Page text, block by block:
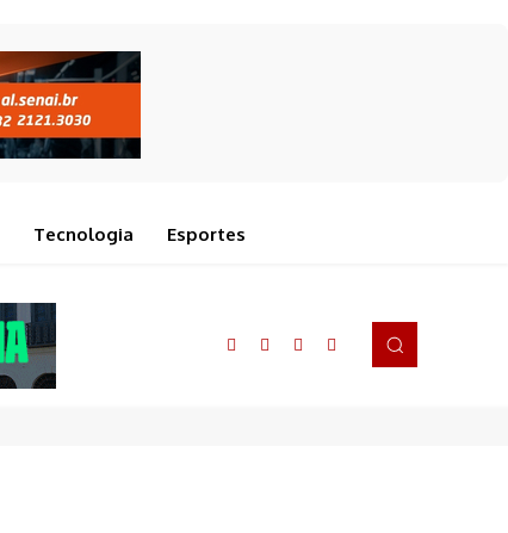
Tecnologia Esportes